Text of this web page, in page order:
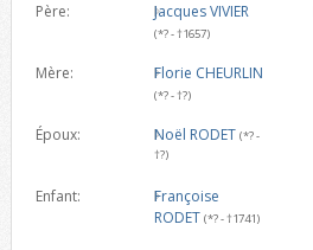
Père: Jacques VIVIER
(*? - †1657)
Mère: Florie CHEURLIN
(*? - †?)
Époux: Noël RODET (*? -
†?)
Enfant:
Françoise
RODET (*? - †1741)